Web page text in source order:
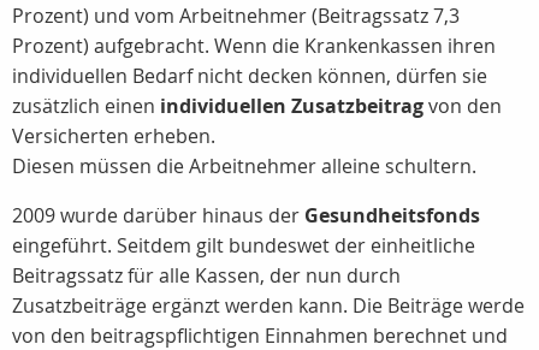
Prozent) und vom Arbeitnehmer (Beitragssatz 7,3
Prozent) aufgebracht. Wenn die Krankenkassen ihren
individuellen Bedarf nicht decken können, dürfen sie
zusätzlich einen individuellen Zusatzbeitragvon den
Versicherten erheben.
Diesen müssen die Arbeitnehmer alleine schultern.
2009 wurde darüber hinaus der Gesundheitsfonds
eingeführt. Seitdem gilt bundeswet der einheitliche
Beitragssatz für alle Kassen, der nun durch
Zusatzbeiträge ergänzt werden kann. Die Beiträge werde
von den beitragspflichtigen Einnahmen berechnet und